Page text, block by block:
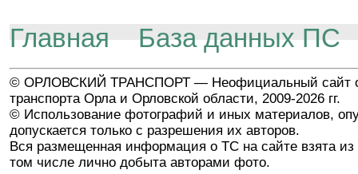
Главная
База данных ПС
© ОРЛОВСКИЙ ТРАНСПОРТ — Неофициальный сайт
транспорта Орла и Орловской области, 2009-2026 гг.
© Использование фотографий и иных материалов,
допускается только с разрешения их авторов.
Вся размещенная информация о ТС на сайте взята из
том числе лично добыта авторами фото.